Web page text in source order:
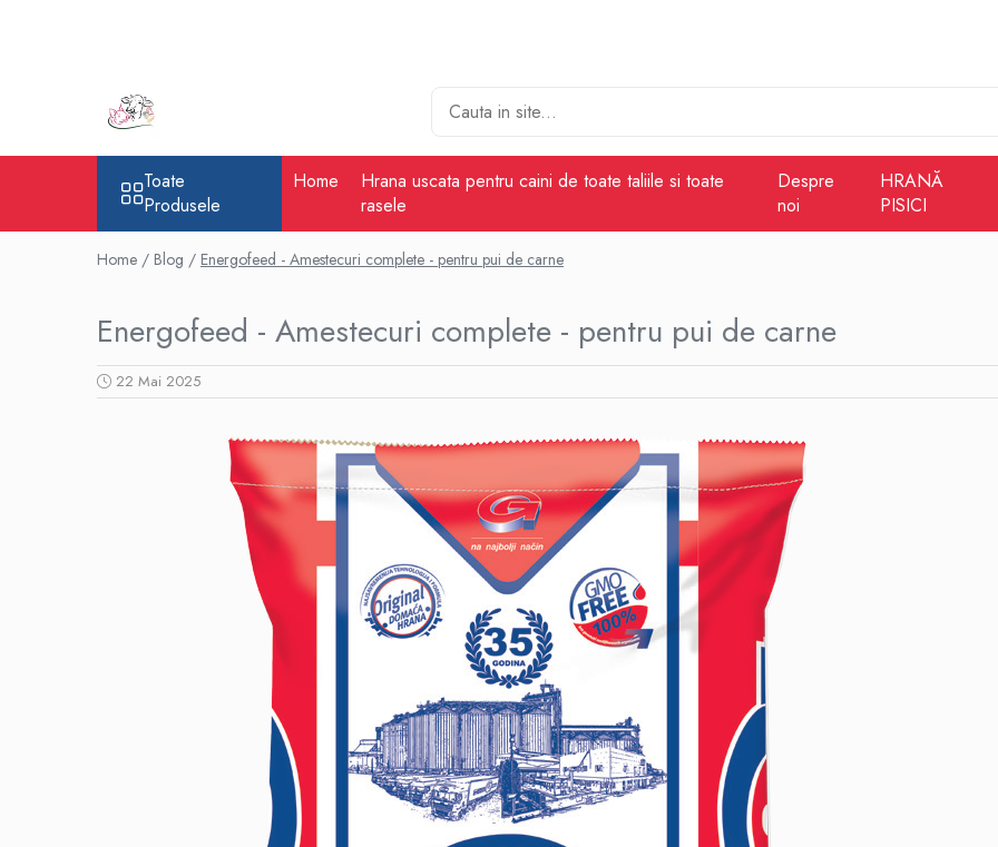
HRANA CAINI
HRANA ANIMALE DE FERMA
HRANA BOVINE
HRANA CAPRINE
Toate
Produsele
Home
Hrana uscata pentru caini de toate taliile si toate
rasele
Despre
noi
HRANĂ
PISICI
Home / Blog / Energofeed - Amestecuri complete - pentru pui de carne
Energofeed - Amestecuri complete - pentru pui de carne
22 Mai 2025